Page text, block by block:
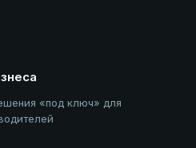
«под ключ» для